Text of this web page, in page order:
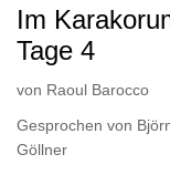
Im
Tage 4
von Raoul Barocco
Gesprochen von
Göllner